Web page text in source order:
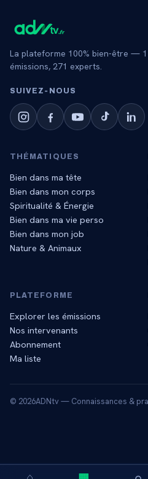
La plateforme 100% bien-être —
émissions, 271 experts.
SUIVEZ‑NOUS
THÉMATIQUES
Bien dans ma tête
Bien dans mon corps
Spiritualité & Énergie
Bien dans ma vie perso
Bien dans mon job
Nature & Animaux
PLATEFORME
Explorer les émissions
Nos intervenants
Abonnement
Ma liste
© 2026ADNtv — Connaissances &